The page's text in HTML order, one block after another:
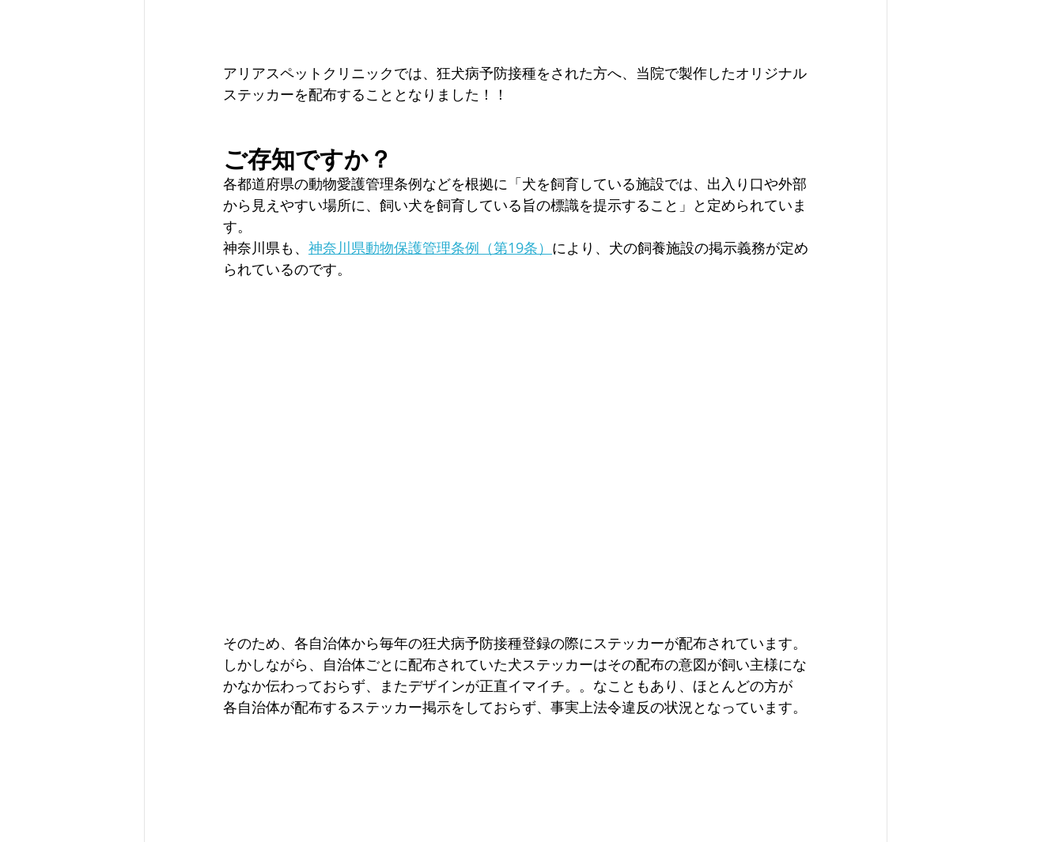
アリアスペットクリニックでは、狂犬病予防接種をされた方へ、当院で製作したオリジナル
ステッカーを配布することとなりました！！
ご存知ですか？
各都道府県の動物愛護管理条例などを根拠に「犬を飼育している施設では、出入り口や外部
から見えやすい場所に、飼い犬を飼育している旨の標識を提示すること」と定められていま
す。
神奈川県も、 神奈川県動物保護管理条例（第19条） により、犬の飼養施設の掲示義務が定め
られているのです。
そのため、各自治体から毎年の狂犬病予防接種登録の際にステッカーが配布されています。
しかしながら、自治体ごとに配布されていた犬ステッカーはその配布の意図が飼い主様にな
かなか伝わっておらず、またデザインが正直イマイチ。。なこともあり、ほとんどの方が
各自治体が配布するステッカー掲示をしておらず、事実上法令違反の状況となっています。